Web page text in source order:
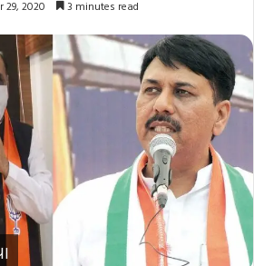
29, 2020 3 minutes read